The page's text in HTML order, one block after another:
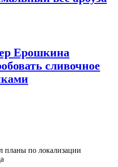
Ерошкина
сливочное
планы по локализации